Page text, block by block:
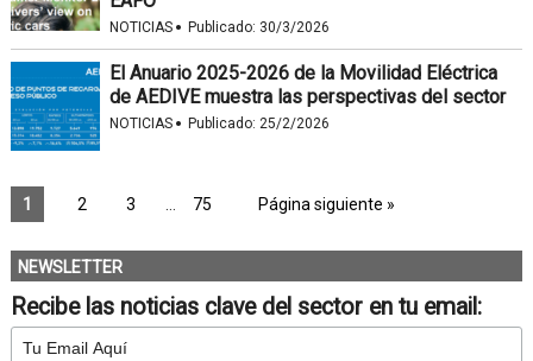
NOTICIAS · Publicado: 30/3/2026
El Anuario 2025-2026 de la Movilidad Eléctrica
de AEDIVE muestra las perspectivas del sector
NOTICIAS · Publicado: 25/2/2026
1 2 3 75 Página siguiente »
NEWSLETTER
Recibe las noticias clave del sector en tu email: